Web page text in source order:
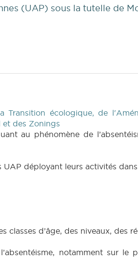
(UAP) sous la tutelle de
écologique, de
et des Zonings
au phénomène de
déployant leurs activités
d’âge, des niveaux, des
notamment sur le